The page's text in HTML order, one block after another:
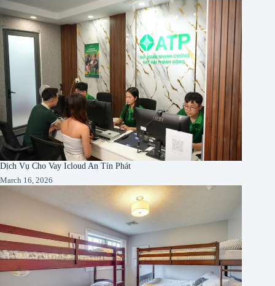
Dịch Vụ Cho Vay Icloud An Tín Phát
March 16, 2026